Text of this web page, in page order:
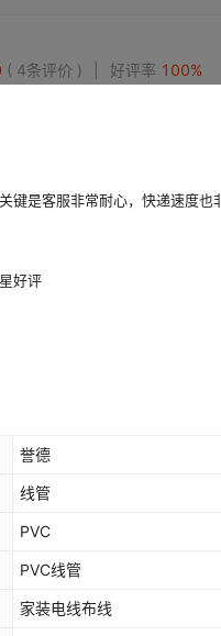
4条评价 好评率 100%
键是客服非常耐心，快递速度也
好评
誉德
线管
PVC
PVC线管
家装电线布线